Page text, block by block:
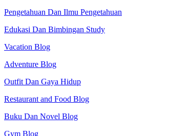
Pengetahuan Dan Ilmu Pengetahuan
Edukasi Dan Bimbingan Study
Vacation Blog
Adventure Blog
Outfit Dan Gaya Hidup
Restaurant and Food Blog
Buku Dan Novel Blog
Gym Blog